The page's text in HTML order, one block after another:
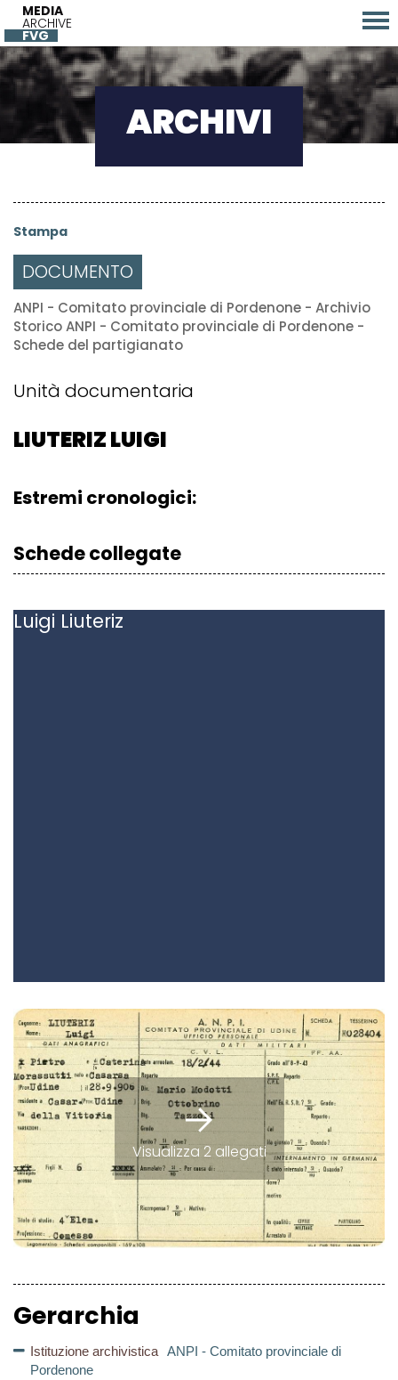
MEDIA
ARCHIVE
FVG
ARCHIVI
Stampa
Visualizza 2 allegati
Gerarchia
Istituzione archivistica
ANPI - Comitato provinciale di
Pordenone
DOCUMENTO
ANPI - Comitato provinciale di Pordenone - Archivio
Storico ANPI - Comitato provinciale di Pordenone -
Schede del partigianato
Unità documentaria
LIUTERIZ LUIGI
Estremi cronologici:
Schede collegate
Luigi Liuteriz